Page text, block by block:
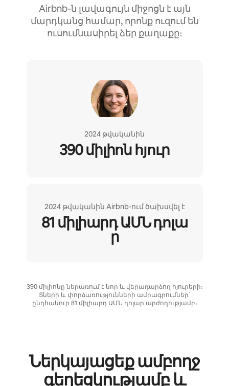
Airbnb-ն լավագույն միջոցն է այն
մարդկանց համար, որոնք ուզում են
ուսումնասիրել ձեր քաղաքը։
2024 թվականին
390 միլիոն հյուր
2024 թվականին Airbnb-ում ծախսվել է
81 միլիարդ ԱՄՆ դոլա
ր
390 միլիոնը ներառում է նոր և վերադարձող հյուրերի։
Տների և փորձառությունների ամրագրումներ՝
ընդհանուր 81 միլիարդ ԱՄՆ դոլար արժողությամբ։
Ներկայացեք ամբողջ
գեղեցկությամբ և